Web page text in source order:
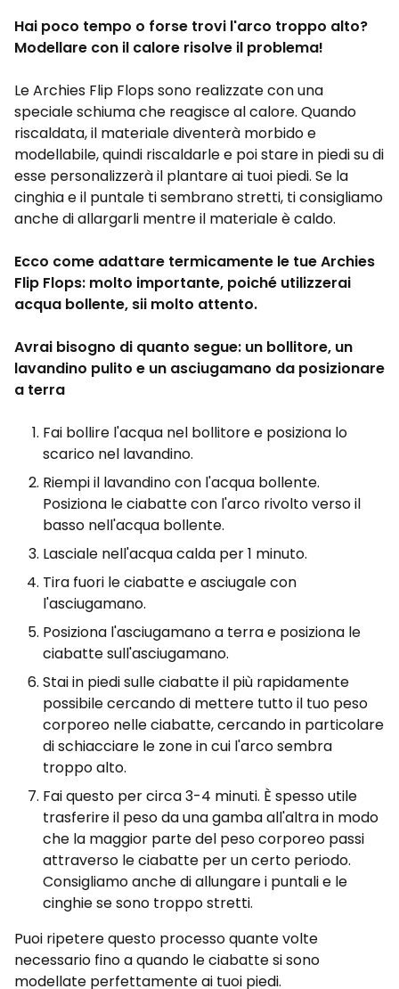
Hai poco tempo o forse trovi l'arco troppo alto?
Modellare con il calore risolve il problema!
Le Archies Flip Flops sono realizzate con una
speciale schiuma che reagisce al calore. Quando
riscaldata, il materiale diventerà morbido e
modellabile, quindi riscaldarle e poi stare in piedi su di
esse personalizzerà il plantare ai tuoi piedi. Se la
cinghia e il puntale ti sembrano stretti, ti consigliamo
anche di allargarli mentre il materiale è caldo.
Ecco come adattare termicamente le tue Archies
Flip Flops: molto importante, poiché utilizzerai
acqua bollente, sii molto attento.
Avrai bisogno di quanto segue: un bollitore, un
lavandino pulito e un asciugamano da posizionare
a terra
Fai bollire l'acqua nel bollitore e posiziona lo
scarico nel lavandino.
Riempi il lavandino con l'acqua bollente.
Posiziona le ciabatte con l'arco rivolto verso il
basso nell'acqua bollente.
Lasciale nell'acqua calda per 1 minuto.
Tira fuori le ciabatte e asciugale con
l'asciugamano.
Posiziona l'asciugamano a terra e posiziona le
ciabatte sull'asciugamano.
Stai in piedi sulle ciabatte il più rapidamente
possibile cercando di mettere tutto il tuo peso
corporeo nelle ciabatte, cercando in particolare
di schiacciare le zone in cui l'arco sembra
troppo alto.
Fai questo per circa 3-4 minuti. È spesso utile
trasferire il peso da una gamba all'altra in modo
che la maggior parte del peso corporeo passi
attraverso le ciabatte per un certo periodo.
Consigliamo anche di allungare i puntali e le
cinghie se sono troppo stretti.
Puoi ripetere questo processo quante volte
necessario fino a quando le ciabatte si sono
modellate perfettamente ai tuoi piedi.